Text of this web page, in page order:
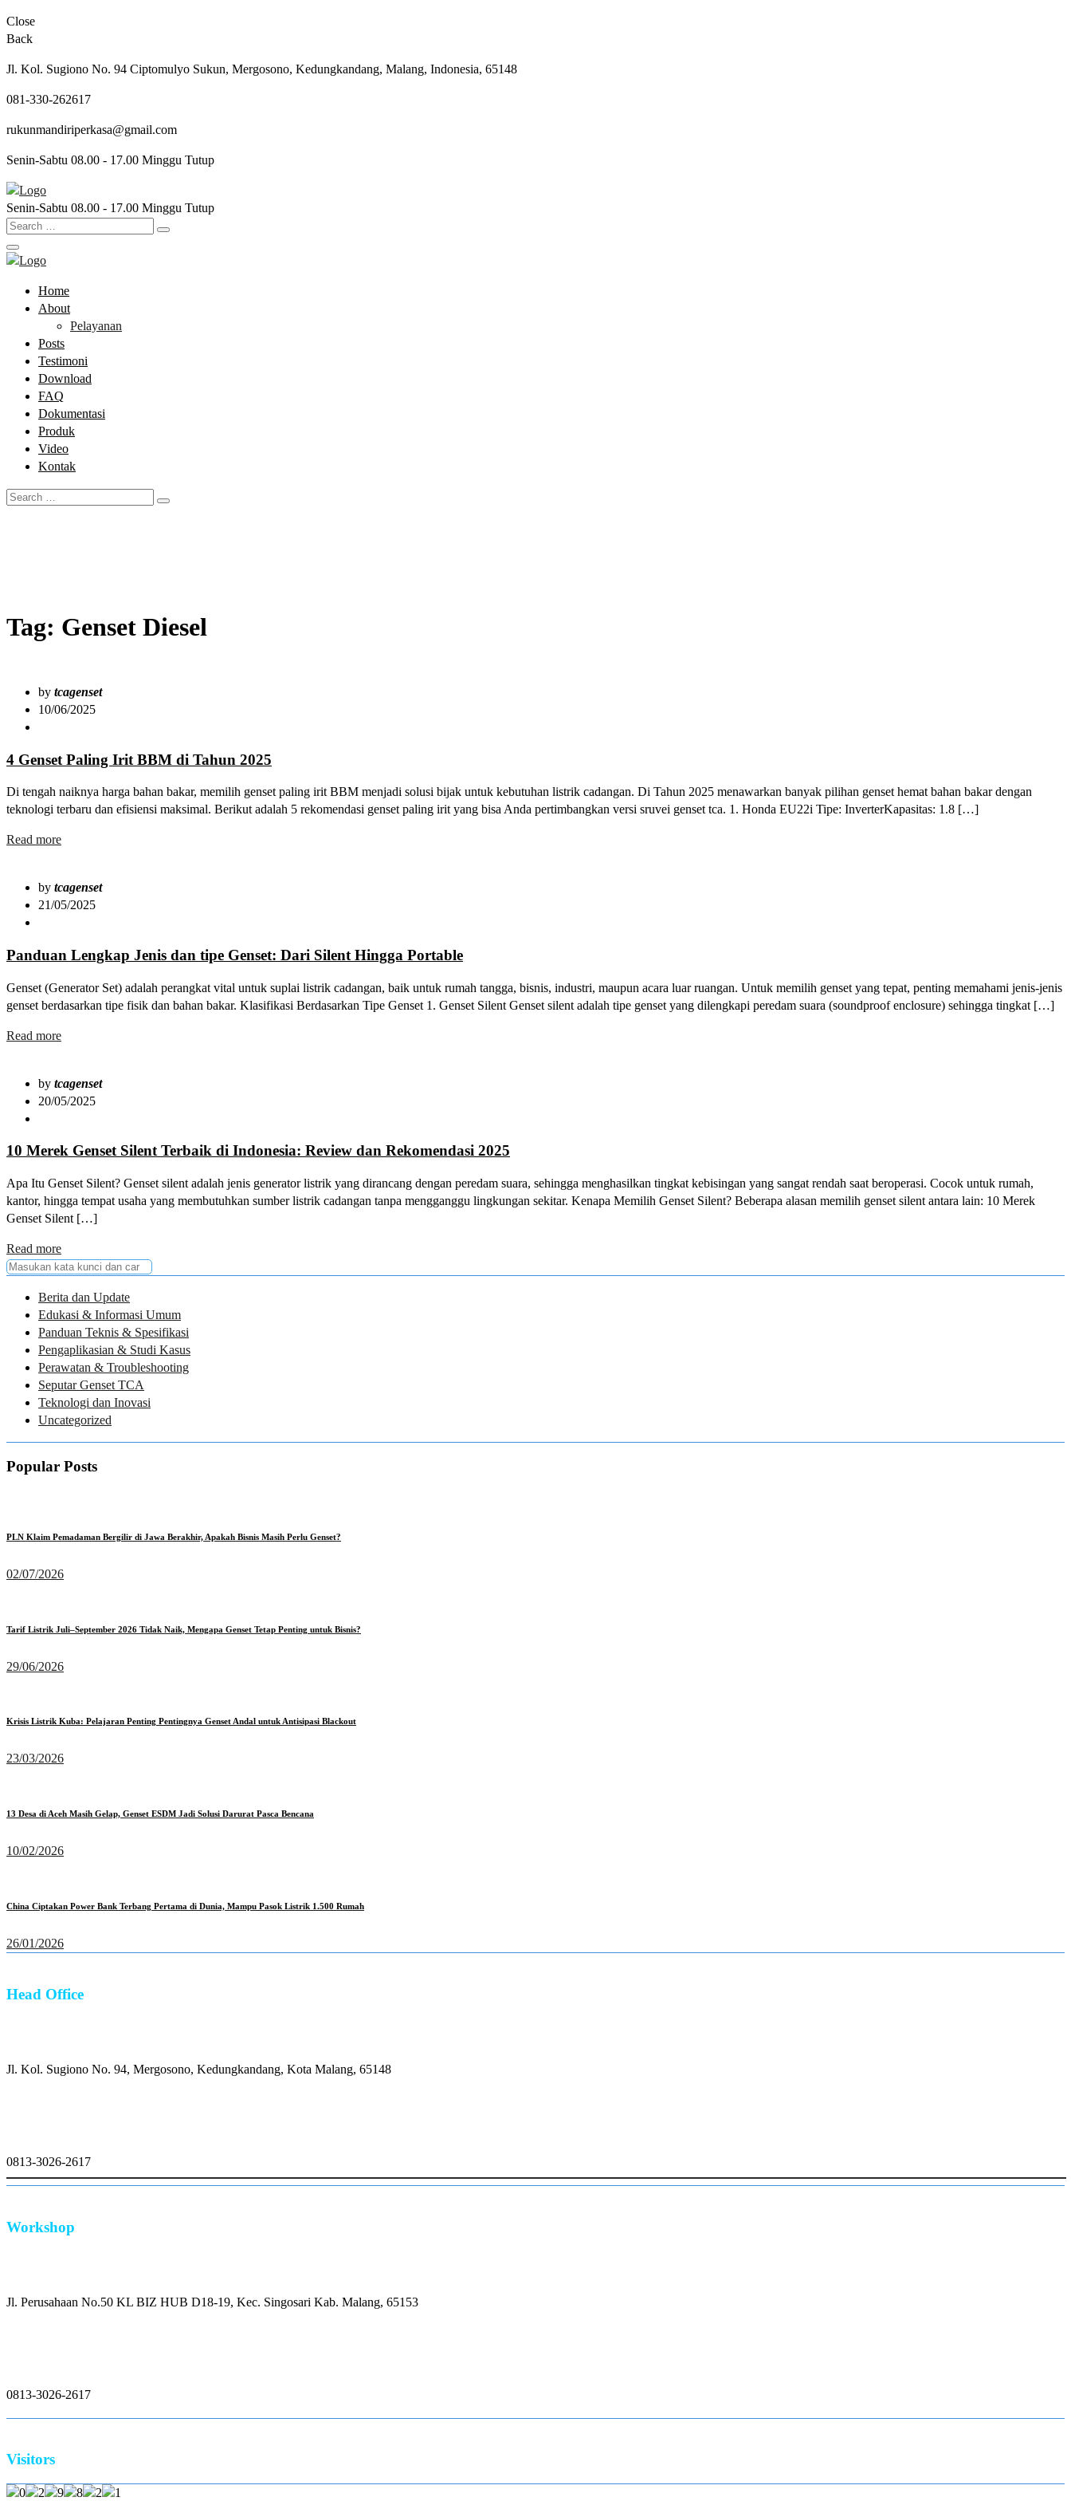
Close
Back
Jl. Kol. Sugiono No. 94 Ciptomulyo Sukun, Mergosono, Kedungkandang, Malang, Indonesia, 65148
081-330-262617
rukunmandiriperkasa@gmail.com
Senin-Sabtu 08.00 - 17.00 Minggu Tutup
Senin-Sabtu 08.00 - 17.00 Minggu Tutup
Home
About
Pelayanan
Posts
Testimoni
Download
FAQ
Dokumentasi
Produk
Video
Kontak
Tag: Genset Diesel
by tcagenset
10/06/2025
4 Genset Paling Irit BBM di Tahun 2025
Di tengah naiknya harga bahan bakar, memilih genset paling irit BBM menjadi solusi bijak untuk kebutuhan listrik cadangan. Di Tahun 2025 menawarkan banyak pilihan genset hemat bahan bakar dengan
teknologi terbaru dan efisiensi maksimal. Berikut adalah 5 rekomendasi genset paling irit yang bisa Anda pertimbangkan versi sruvei genset tca. 1. Honda EU22i Tipe: InverterKapasitas: 1.8 […]
Read more
by tcagenset
21/05/2025
Panduan Lengkap Jenis dan tipe Genset: Dari Silent Hingga Portable
Genset (Generator Set) adalah perangkat vital untuk suplai listrik cadangan, baik untuk rumah tangga, bisnis, industri, maupun acara luar ruangan. Untuk memilih genset yang tepat, penting memahami jenis-jenis
genset berdasarkan tipe fisik dan bahan bakar. Klasifikasi Berdasarkan Tipe Genset 1. Genset Silent Genset silent adalah tipe genset yang dilengkapi peredam suara (soundproof enclosure) sehingga tingkat […]
Read more
by tcagenset
20/05/2025
10 Merek Genset Silent Terbaik di Indonesia: Review dan Rekomendasi 2025
Apa Itu Genset Silent? Genset silent adalah jenis generator listrik yang dirancang dengan peredam suara, sehingga menghasilkan tingkat kebisingan yang sangat rendah saat beroperasi. Cocok untuk rumah,
kantor, hingga tempat usaha yang membutuhkan sumber listrik cadangan tanpa mengganggu lingkungan sekitar. Kenapa Memilih Genset Silent? Beberapa alasan memilih genset silent antara lain: 10 Merek
Genset Silent […]
Read more
Berita dan Update
Edukasi & Informasi Umum
Panduan Teknis & Spesifikasi
Pengaplikasian & Studi Kasus
Perawatan & Troubleshooting
Seputar Genset TCA
Teknologi dan Inovasi
Uncategorized
Popular Posts
PLN Klaim Pemadaman Bergilir di Jawa Berakhir, Apakah Bisnis Masih Perlu Genset?
02/07/2026
Tarif Listrik Juli–September 2026 Tidak Naik, Mengapa Genset Tetap Penting untuk Bisnis?
29/06/2026
Krisis Listrik Kuba: Pelajaran Penting Pentingnya Genset Andal untuk Antisipasi Blackout
23/03/2026
13 Desa di Aceh Masih Gelap, Genset ESDM Jadi Solusi Darurat Pasca Bencana
10/02/2026
China Ciptakan Power Bank Terbang Pertama di Dunia, Mampu Pasok Listrik 1.500 Rumah
26/01/2026
Head Office
Jl. Kol. Sugiono No. 94, Mergosono, Kedungkandang, Kota Malang, 65148
0813-3026-2617
Workshop
Jl. Perusahaan No.50 KL BIZ HUB D18-19, Kec. Singosari Kab. Malang, 65153
0813-3026-2617
Visitors